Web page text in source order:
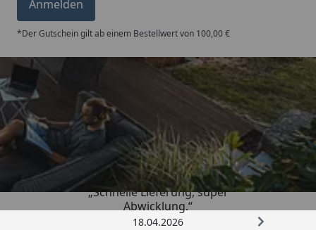
Anmelden
*Der Gutschein gilt ab einem Bestellwert von 100,00 €
Trusted Shops
5,00/ 5
„Schnelle Lieferung, super
Abwicklung.“
18.04.2026